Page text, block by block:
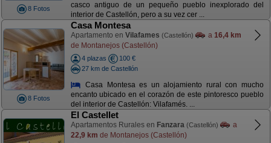
8 Fotos
casco antiguo de un pequeño pueblo inexplorado del
interior de Castellón, pero a su vez cer ...
8 Fotos
Casa Montesa
Apartamento en Vilafames (Castellón) a 16,4 km
de Montanejos (Castellón)
4 plazas
100 €
27 km de Castellón
Casa Montesa es un alojamiento rural con mucho
encanto ubicado en el corazón de este pintoresco pueblo
del interior de Castellón: Vilafamés. ...
El Castellet
Apartamentos Rurales en Fanzara (Castellón)
a
22,9 km de Montanejos (Castellón)